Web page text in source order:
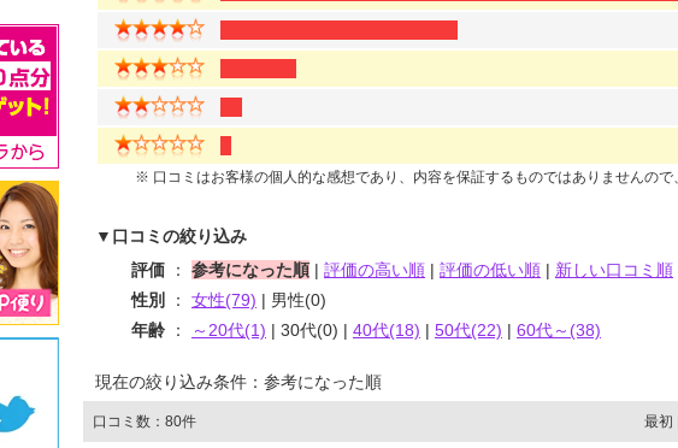
※ 口コミはお客様の個人的な感想であり、内容を保証するものではありませんので
▼口コミの絞り込み
評価 ： 参考になった順 | 評価の高い順 | 評価の低い順 | 新しい口コミ順
性別
： 女性(79) | 男性(0)
年齢 ： ～20代(1) | 30代(0) | 40代(18) | 50代(22) | 60代～(38)
現在の絞り込み条件：参考になった順
口コミ数：80件 最初